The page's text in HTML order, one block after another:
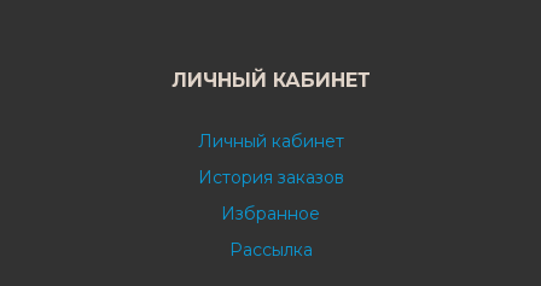
ЛИЧНЫЙ КАБИНЕТ
Личный кабинет
История заказов
Избранное
Рассылка